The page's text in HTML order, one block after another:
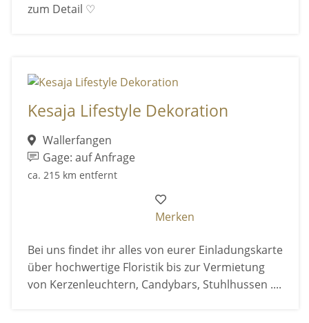
zum Detail ♡
Kesaja Lifestyle Dekoration
Wallerfangen
Gage: auf Anfrage
ca. 215 km entfernt
Merken
Bei uns findet ihr alles von eurer Einladungskarte
über hochwertige Floristik bis zur Vermietung
von Kerzenleuchtern, Candybars, Stuhlhussen ....